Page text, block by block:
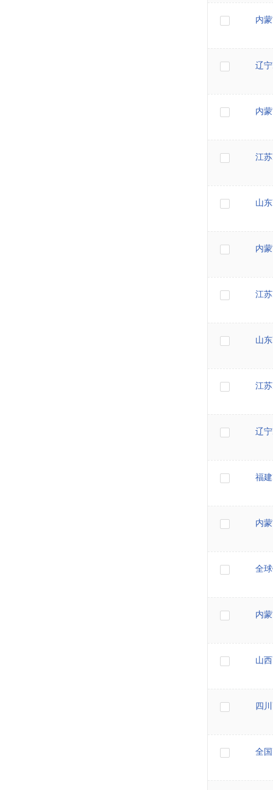
内
辽
内
江
山
内
江
山
江
辽
福
内
全
内
山
四
全